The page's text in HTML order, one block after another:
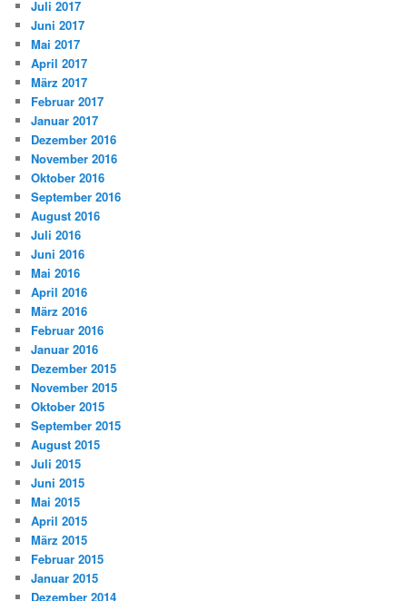
Juli 2017
Juni 2017
Mai 2017
April 2017
März 2017
Februar 2017
Januar 2017
Dezember 2016
November 2016
Oktober 2016
September 2016
August 2016
Juli 2016
Juni 2016
Mai 2016
April 2016
März 2016
Februar 2016
Januar 2016
Dezember 2015
November 2015
Oktober 2015
September 2015
August 2015
Juli 2015
Juni 2015
Mai 2015
April 2015
März 2015
Februar 2015
Januar 2015
Dezember 2014